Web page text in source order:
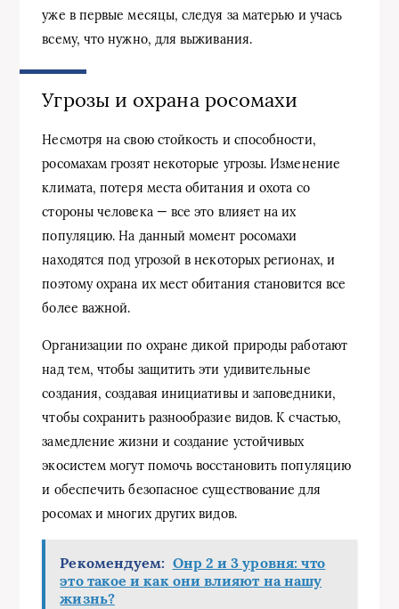
уже в первые месяцы, следуя за матерью и учась
всему, что нужно, для выживания.
Угрозы и охрана росомахи
Несмотря на свою стойкость и способности,
росомахам грозят некоторые угрозы. Изменение
климата, потеря места обитания и охота со
стороны человека — все это влияет на их
популяцию. На данный момент росомахи
находятся под угрозой в некоторых регионах, и
поэтому охрана их мест обитания становится все
более важной.
Организации по охране дикой природы работают
над тем, чтобы защитить эти удивительные
создания, создавая инициативы и заповедники,
чтобы сохранить разнообразие видов. К счастью,
замедление жизни и создание устойчивых
экосистем могут помочь восстановить популяцию
и обеспечить безопасное существование для
росомах и многих других видов.
Рекомендуем: Онр 2 и 3 уровня: что
это такое и как они влияют на нашу
жизнь?